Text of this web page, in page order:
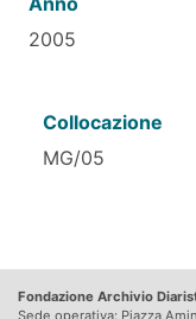
2005
Collocazione
MG/05
Fondazione Archivio
Sede operativa: Piazza